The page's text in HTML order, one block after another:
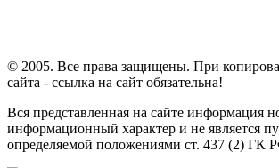
© 2005. Все права защищены. При
сайта - ссылка на сайт обязательна!
Вся представленная на сайте информация
информационный характер и не является
определяемой положениями ст. 437 (2) ГК